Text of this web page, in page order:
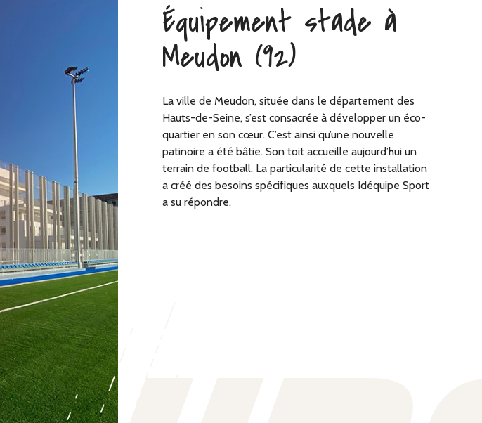
Équipement stade à
Meudon (92)
La ville de Meudon, située dans le département des
Hauts-de-Seine, s’est consacrée à développer un éco-
quartier en son cœur. C’est ainsi qu’une nouvelle
patinoire a été bâtie. Son toit accueille aujourd’hui un
terrain de football. La particularité de cette installation
a créé des besoins spécifiques auxquels Idéquipe Sport
a su répondre.